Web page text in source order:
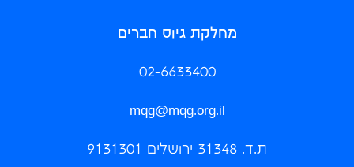
מחלקת גיוס חברים
02-6633400
mqg@mqg.org.il
ת.ד. 31348 ירושלים 9131301